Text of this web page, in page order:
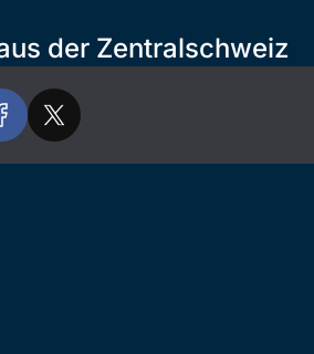
der Zentralschweiz